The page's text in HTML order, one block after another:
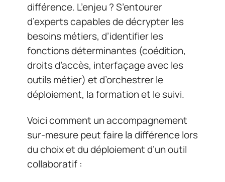
différence. L’enjeu ? S’entourer
d’experts capables de décrypter les
besoins métiers, d’identifier les
fonctions déterminantes (coédition,
droits d’accès, interfaçage avec les
outils métier) et d’orchestrer le
déploiement, la formation et le suivi.
Voici comment un accompagnement
sur-mesure peut faire la différence lors
du choix et du déploiement d’un outil
collaboratif :